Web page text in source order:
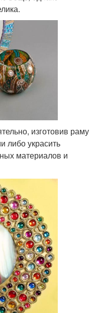
изготовив раму
либо украсить
материалов и